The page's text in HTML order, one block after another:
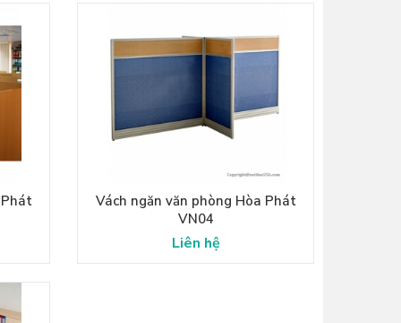
Vách ngăn văn phòng Hòa Phát
VN04
Liên hệ